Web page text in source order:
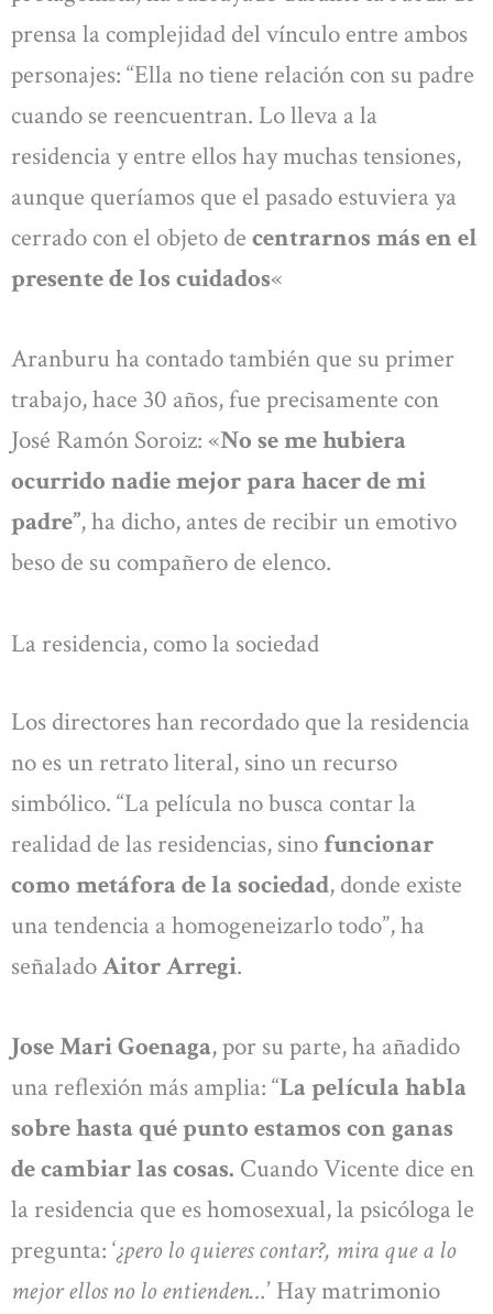
prensa la complejidad del vínculo entre ambos
personajes: “Ella no tiene relación con su padre
cuando se reencuentran. Lo lleva a la
residencia y entre ellos hay muchas tensiones,
aunque queríamos que el pasado estuviera ya
cerrado con el objeto de centrarnos más en el
presente de los cuidados«
Aranburu ha contado también que su primer
trabajo, hace 30 años, fue precisamente con
José Ramón Soroiz: «No se me hubiera
ocurrido nadie mejor para hacer de mi
padre”, ha dicho, antes de recibir un emotivo
beso de su compañero de elenco.
La residencia, como la sociedad
Los directores han recordado que la residencia
no es un retrato literal, sino un recurso
simbólico. “La película no busca contar la
realidad de las residencias, sino funcionar
como metáfora de la sociedad, donde existe
una tendencia a homogeneizarlo todo”, ha
señaladoAitor Arregi.
Jose Mari Goenaga, por su parte, ha añadido
una reflexión más amplia: “La película habla
sobre hasta qué punto estamos con ganas
de cambiar las cosas. Cuando Vicente dice en
la residencia que es homosexual, la psicóloga le
pregunta: ‘¿pero lo quieres contar?, mira que a lo
mejor ellos no lo entienden…’ Hay matrimonio